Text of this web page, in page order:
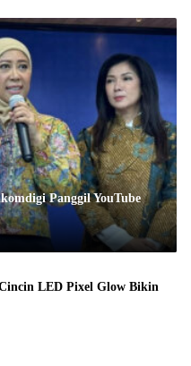
Panggil YouTube
LED Pixel Glow Bikin